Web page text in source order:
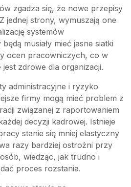
zgadza się, że nowe przepisy
jednej strony, wymuszają one
systemów
musiały mieć jasne siatki
ocen pracowniczych, co w
jest zdrowe dla organizacji.
administracyjne i ryzyko
firmy mogą mieć problem z
związanej z raportowaniem
decyzji kadrowej. Istnieje
stanie się mniej elastyczny
razy bardziej ostrożni przy
wiedząc, jak trudno i
proces rozstania.